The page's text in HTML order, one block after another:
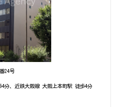
24号
分、近鉄大阪線 大阪上本町駅 徒歩4分